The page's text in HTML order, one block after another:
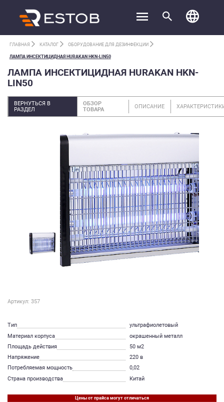
ГЛАВНАЯ КАТАЛОГ ОБОРУДОВАНИЕ ДЛЯ ДЕЗИНФЕКЦИИ
ЛАМПА ИНСЕКТИЦИДНАЯ HURAKAN HKN-LIN50
ЛАМПА ИНСЕКТИЦИДНАЯ HURAKAN HKN-
LIN50
ВЕРНУТЬСЯ В
РАЗДЕЛ
ОБЗОР
ТОВАРА
ОПИСАНИЕ
Артикул: 357
Тип
ультрафиолетовый
Материал корпуса
окрашенный металл
Площадь действия
50 м2
Напряжение
220 в
Потребляемая мощность
0,02
Страна производства
Китай
Цены от прайса могут отличаться